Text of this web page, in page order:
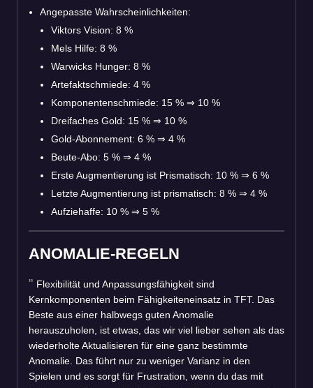
Angepasste Wahrscheinlichkeiten:
Viktors Vision: 8 %
Mels Hilfe: 8 %
Warwicks Hunger: 8 %
Artefaktschmiede: 4 %
Komponentenschmiede: 15 % ⇒ 10 %
Dreifaches Gold: 15 % ⇒ 10 %
Gold-Abonnement: 6 % ⇒ 4 %
Beute-Abo: 5 % ⇒ 4 %
Erste Augmentierung ist Prismatisch: 10 % ⇒ 6 %
Letzte Augmentierung ist prismatisch: 8 % ⇒ 4 %
Aufziehaffe: 10 % ⇒ 5 %
ANOMALIE-REGELN
Flexibilität und Anpassungsfähigkeit sind
Kernkomponenten beim Fähigkeiteneinsatz in TFT. Das
Beste aus einer halbwegs guten Anomalie
herauszuholen, ist etwas, das wir viel lieber sehen als das
wiederholte Aktualisieren für eine ganz bestimmte
Anomalie. Das führt nur zu weniger Varianz in den
Spielen und es sorgt für Frustration, wenn du das mit